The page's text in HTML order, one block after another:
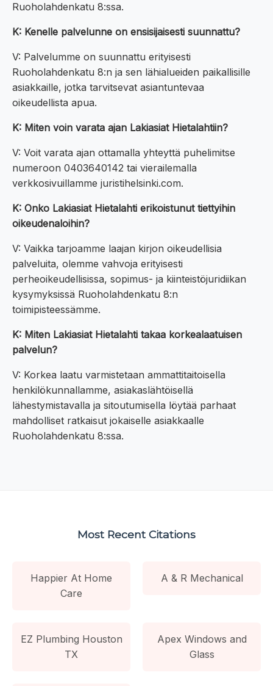
Ruoholahdenkatu 8:ssa.
K: Kenelle palvelunne on ensisijaisesti suunnattu?
V: Palvelumme on suunnattu erityisesti
Ruoholahdenkatu 8:n ja sen lähialueiden paikallisille
asiakkaille, jotka tarvitsevat asiantuntevaa
oikeudellista apua.
K: Miten voin varata ajan Lakiasiat Hietalahtiin?
V: Voit varata ajan ottamalla yhteyttä puhelimitse
numeroon 0403640142 tai vierailemalla
verkkosivuillamme juristihelsinki.com.
K: Onko Lakiasiat Hietalahti erikoistunut tiettyihin
oikeudenaloihin?
V: Vaikka tarjoamme laajan kirjon oikeudellisia
palveluita, olemme vahvoja erityisesti
perheoikeudellisissa, sopimus- ja kiinteistöjuridiikan
kysymyksissä Ruoholahdenkatu 8:n
toimipisteessämme.
K: Miten Lakiasiat Hietalahti takaa korkealaatuisen
palvelun?
V: Korkea laatu varmistetaan ammattitaitoisella
henkilökunnallamme, asiakaslähtöisellä
lähestymistavalla ja sitoutumisella löytää parhaat
mahdolliset ratkaisut jokaiselle asiakkaalle
Ruoholahdenkatu 8:ssa.
Most Recent Citations
Happier At Home
Care
A & R Mechanical
EZ Plumbing Houston
TX
Apex Windows and
Glass